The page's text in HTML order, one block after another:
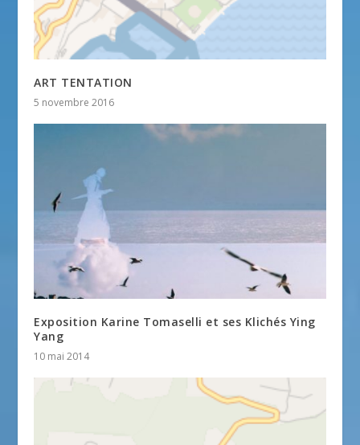
ART TENTATION
5 novembre 2016
Exposition Karine Tomaselli et ses Klichés Ying
Yang
10 mai 2014